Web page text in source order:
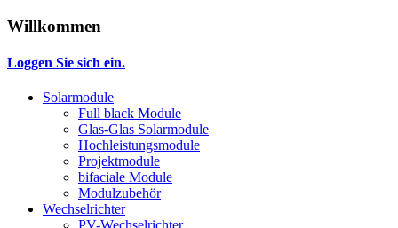
Willkommen
Loggen Sie sich ein.
Solarmodule
Full black Module
Glas-Glas Solarmodule
Hochleistungsmodule
Projektmodule
bifaciale Module
Modulzubehör
Wechselrichter